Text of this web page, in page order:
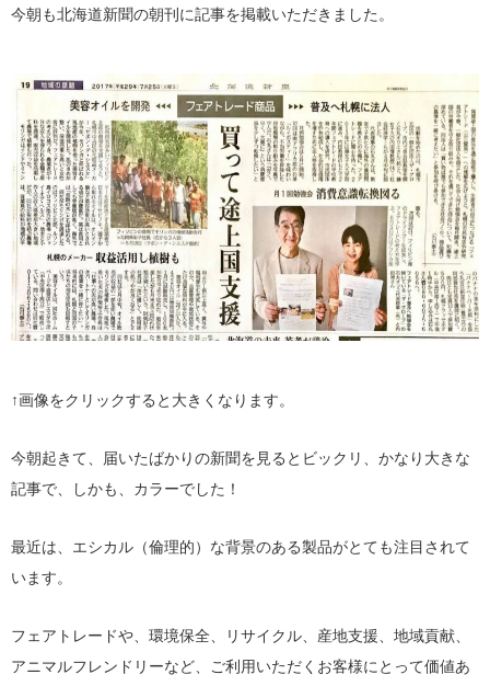
今朝も北海道新聞の朝刊に記事を掲載いただきました。
↑画像をクリックすると大きくなります。
今朝起きて、届いたばかりの新聞を見るとビックリ、かなり大きな
記事で、しかも、カラーでした！
最近は、エシカル（倫理的）な背景のある製品がとても注目されて
います。
フェアトレードや、環境保全、リサイクル、産地支援、地域貢献、
アニマルフレンドリーなど、ご利用いただくお客様にとって価値あ